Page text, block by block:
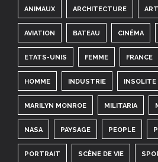
ANIMAUX ARCHITECTURE ART
AVIATION BATEAU CINÉMA
ETATS-UNIS FEMME FRANCE
HOMME INDUSTRIE INSOLITE
MARILYN MONROE MILITARIA
NASA PAYSAGE PEOPLE
PORTRAIT SCÈNE DE VIE